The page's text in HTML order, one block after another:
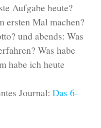
Aufgabe heute?
ersten Mal machen?
und abends: Was
Was habe
habe ich heute
Journal: Das 6-